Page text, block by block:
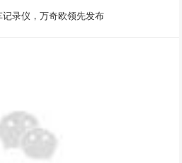
录仪，万奇欧领先发布